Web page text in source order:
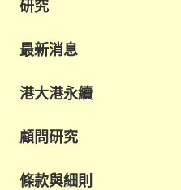
研究
最新消息
港大港永續
顧問研究
條款與細則